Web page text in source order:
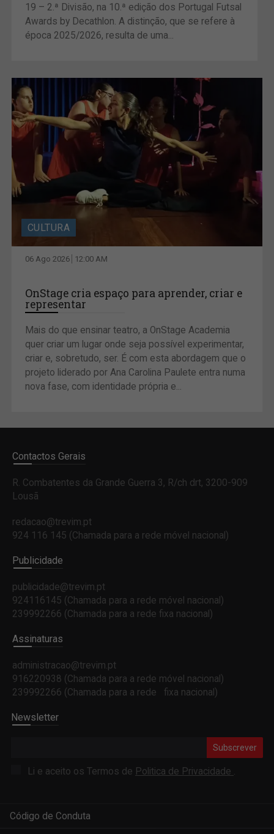
19 – 2.ª Divisão, na 10.ª edição dos Portugal Futsal
Awards by Decathlon. A distinção, que se refere à
época 2025/2026, resulta de uma...
CULTURA
06 Ago 2026 12:00 AM
OnStage cria espaço para aprender, criar e
representar
Mais do que ensinar teatro, a OnStage Academia
quer criar um lugar onde seja possível experimentar,
criar e, sobretudo, ser. É com esta abordagem que o
projeto liderado por Ana Carolina Paulete entra numa
nova fase, com identidade própria e...
Contactos Gerais
R. Combatentes da Grande Guerra 3, R/ch drt, 3200-909
Lousã
redacao@trevim.pt
924 116 145 (Chamada para a rede móvel nacional)
Publicidade
publicidade@trevim.pt
924116145 (Chamada para a rede móvel nacional)
239992266 (Chamada para a rede fixa nacional)
Assinaturas
administracao@trevim.pt
916220938 (Chamada para a rede móvel nacional)
239992266 (Chamada para a rede fixa nacional)
Newsletter
Subscrever
Li e aceito os Termos de Politica de Privacidade .
Código de Conduta